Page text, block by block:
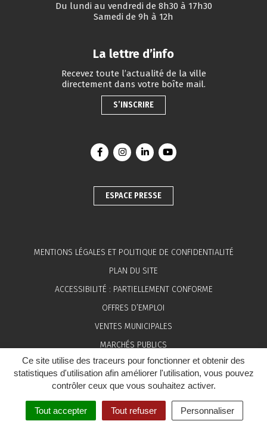
Ce site utilise des traceurs pour fonctionner et obtenir des
statistiques d'utilisation afin améliorer l'utilisation, vous pouvez
contrôler ceux que vous souhaitez activer.
Tout accepter Tout refuser Personnaliser
Du lundi au vendredi de 8h30 à 17h30
Samedi de 9h à 12h
La lettre d’info
Recevez toute l’actualité de la ville
directement dans votre boîte mail.
S’INSCRIRE
Lien vers le compte Facebook
Lien vers le compte Instagram
Lien vers le compte Linkedin
Lien vers la chaîne
ESPACE PRESSE
MENTIONS LÉGALES ET POLITIQUE DE CONFIDENTIALITÉ
PLAN DU SITE
ACCESSIBILITÉ : PARTIELLEMENT CONFORME
OFFRES D’EMPLOI
VENTES MUNICIPALES
MARCHÉS PUBLICS
ESPACE PRESSE